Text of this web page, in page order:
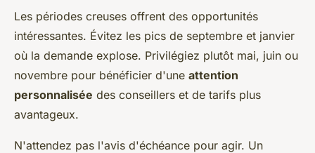
Les périodes creuses offrent des opportunités
intéressantes. Évitez les pics de septembre et janvier
où la demande explose. Privilégiez plutôt mai, juin ou
novembre pour bénéficier d'une attention
personnalisée des conseillers et de tarifs plus
avantageux.
N'attendez pas l'avis d'échéance pour agir. Un